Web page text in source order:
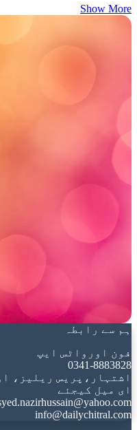
Show More
ہم سے رابطہ
فون اورواٹس ایپ
0341-8883828
اشتہار،پریس ریلیز،
ای میل کیجئے
info@dailychitral.com